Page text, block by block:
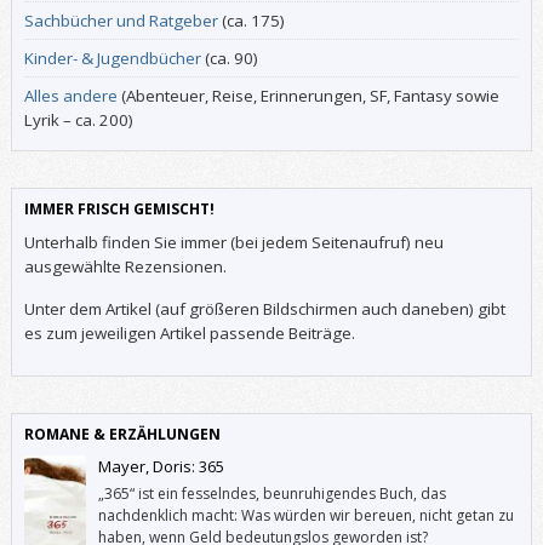
Sachbücher und Ratgeber(ca. 175)
Kinder- & Jugendbücher(ca. 90)
Alles andere (Abenteuer, Reise, Erinnerungen, SF, Fantasy sowie
Lyrik – ca. 200)
IMMER FRISCH GEMISCHT!
Unterhalb finden Sie immer (bei jedem Seitenaufruf) neu
ausgewählte Rezensionen.
Unter dem Artikel (auf größeren Bildschirmen auch daneben) gibt
es zum jeweiligen Artikel passende Beiträge.
ROMANE & ERZÄHLUNGEN
Mayer, Doris: 365
„365“ ist ein fesselndes, beunruhigendes Buch, das
nachdenklich macht: Was würden wir bereuen, nicht getan zu
haben, wenn Geld bedeutungslos geworden ist?